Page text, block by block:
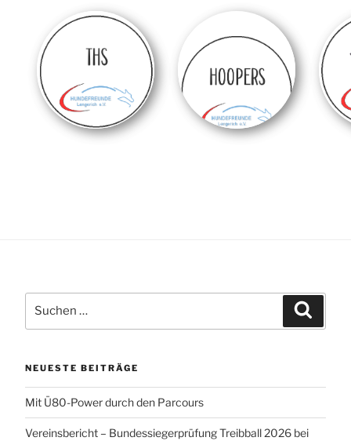
nach:
NEUESTE BEITRÄGE
Mit Ü80-Power durch den Parcours
Vereinsbericht – Bundessiegerprüfung Treibball 2026 bei